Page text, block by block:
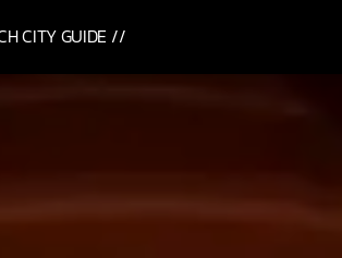
CITY GUIDE //